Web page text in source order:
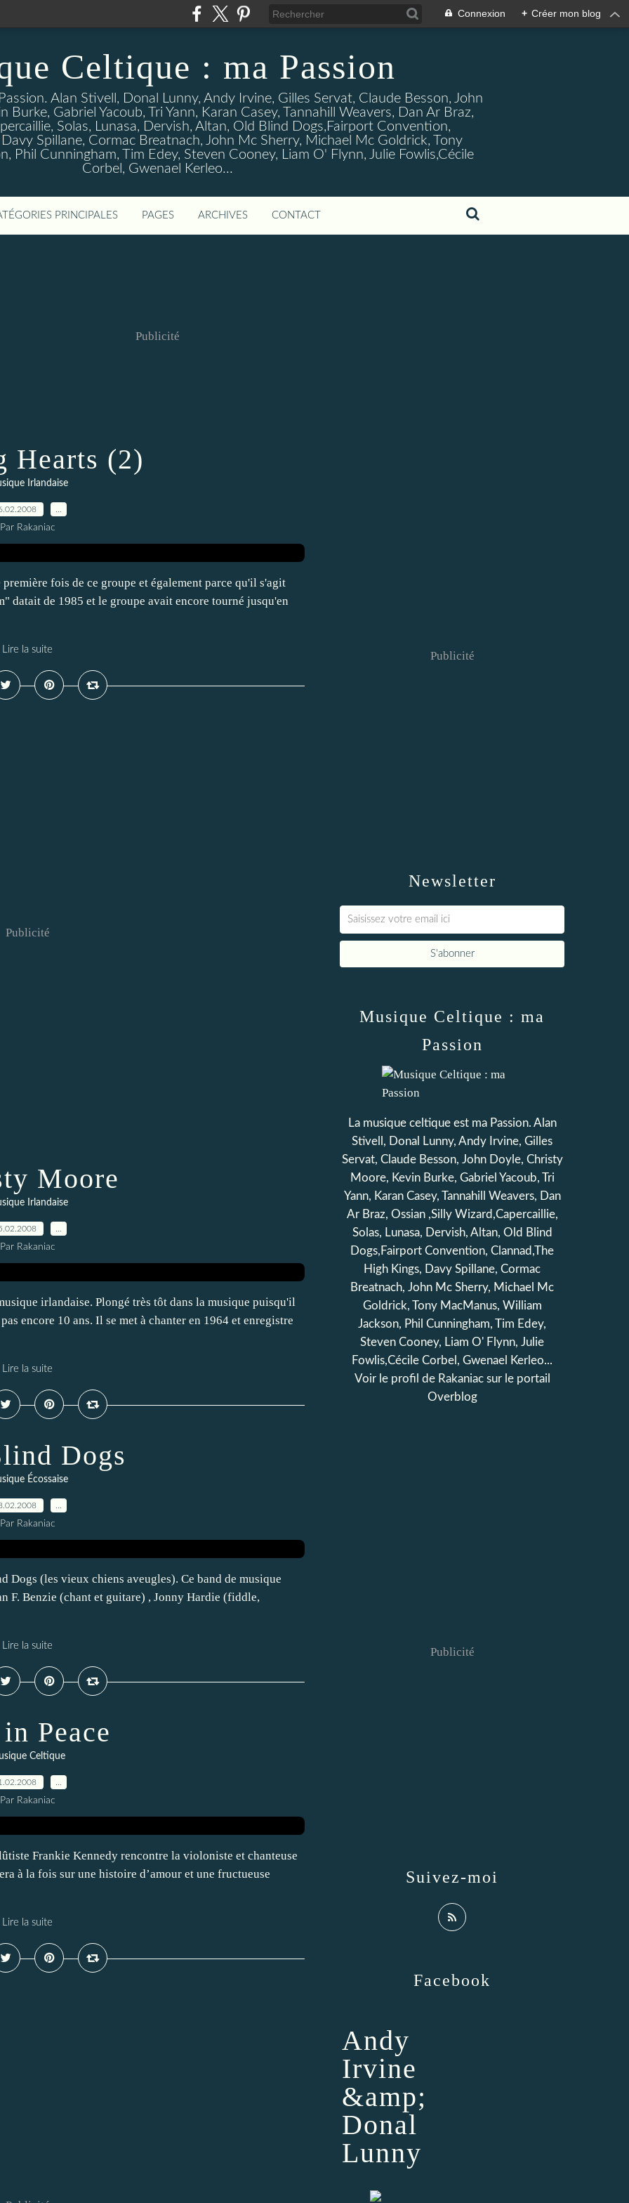
Connexion + Créer mon blog
Celtique : ma Passion
Alan Stivell, Donal Lunny, Andy Irvine, Gilles Servat, Claude Besson, John
Burke, Gabriel Yacoub, Tri Yann, Karan Casey, Tannahill Weavers, Dan Ar Braz,
Solas, Lunasa, Dervish, Altan, Old Blind Dogs,Fairport Convention,
Spillane, Cormac Breatnach, John Mc Sherry, Michael Mc Goldrick, Tony
Phil Cunningham, Tim Edey, Steven Cooney, Liam O' Flynn, Julie Fowlis,Cécile
Corbel, Gwenael Kerleo...
PRINCIPALES PAGES ARCHIVES CONTACT
Publicité
Hearts (2)
Irlandaise
Par Rakaniac
fois de ce groupe et également parce qu'il s'agit
datait de 1985 et le groupe avait encore tourné jusqu'en
Lire la suite
Publicité
Moore
Irlandaise
Par Rakaniac
irlandaise. Plongé très tôt dans la musique puisqu'il
encore 10 ans. Il se met à chanter en 1964 et enregistre
Lire la suite
Dogs
Écossaise
Par Rakaniac
(les vieux chiens aveugles). Ce band de musique
F. Benzie (chant et guitare) , Jonny Hardie (fiddle,
Lire la suite
Peace
Celtique
Par Rakaniac
Frankie Kennedy rencontre la violoniste et chanteuse
à la fois sur une histoire d’amour et une fructueuse
Lire la suite
Newsletter
Publicité
Musique Celtique : ma
Passion
La musique celtique est ma Passion. Alan
Stivell, Donal Lunny, Andy Irvine, Gilles
Servat, Claude Besson, John Doyle, Christy
Moore, Kevin Burke, Gabriel Yacoub, Tri
Yann, Karan Casey, Tannahill Weavers, Dan
Ar Braz, Ossian ,Silly Wizard,Capercaillie,
Solas, Lunasa, Dervish, Altan, Old Blind
Dogs,Fairport Convention, Clannad,The
High Kings, Davy Spillane, Cormac
Breatnach, John Mc Sherry, Michael Mc
Goldrick, Tony MacManus, William
Jackson, Phil Cunningham, Tim Edey,
Steven Cooney, Liam O' Flynn, Julie
Fowlis,Cécile Corbel, Gwenael Kerleo...
Voir le profil de Rakaniacsur le portail
Overblog
Suivez-moi
Facebook
Andy
Irvine
&amp;
Donal
Lunny
Publicité